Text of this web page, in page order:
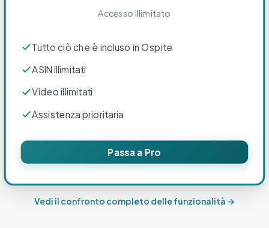
Accesso illimitato
Tutto ciò che è incluso in Ospite
ASIN illimitati
Video illimitati
Assistenza prioritaria
Passa a Pro
Vedi il confronto completo delle funzionalità →